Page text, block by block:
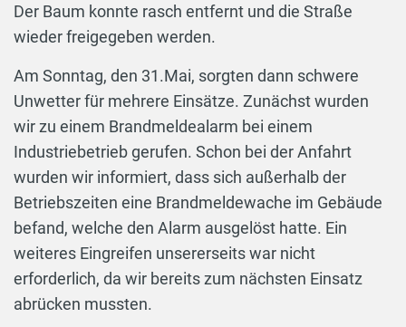
Der Baum konnte rasch entfernt und die Straße
wieder freigegeben werden.
Am Sonntag, den 31.Mai, sorgten dann schwere
Unwetter für mehrere Einsätze. Zunächst wurden
wir zu einem Brandmeldealarm bei einem
Industriebetrieb gerufen. Schon bei der Anfahrt
wurden wir informiert, dass sich außerhalb der
Betriebszeiten eine Brandmeldewache im Gebäude
befand, welche den Alarm ausgelöst hatte. Ein
weiteres Eingreifen unsererseits war nicht
erforderlich, da wir bereits zum nächsten Einsatz
abrücken mussten.